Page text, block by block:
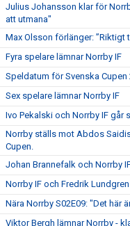
Julius Johansson klar för
att utmana"
Max Olsson förlänger: ”Riktigt
Fyra spelare lämnar Norrby IF
Speldatum för Svenska Cupen
Sex spelare lämnar Norrby IF
Ivo Pekalski och Norrby IF går
Norrby ställs mot Abdos
Cupen.
Johan Brannefalk och Norrby
Norrby IF och Fredrik
Nära Norrby S02E09: "Det här
Viktor Bergh lämnar Norrby -